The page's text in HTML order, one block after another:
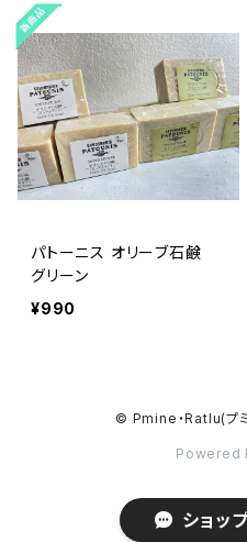
パトーニス オリーブ石鹸
グリーン
¥990
© Pmine・Ratlu(プ
Powered
ショッ